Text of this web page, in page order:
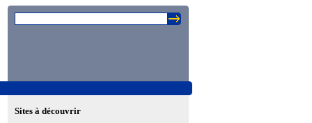
Sites à découvrir